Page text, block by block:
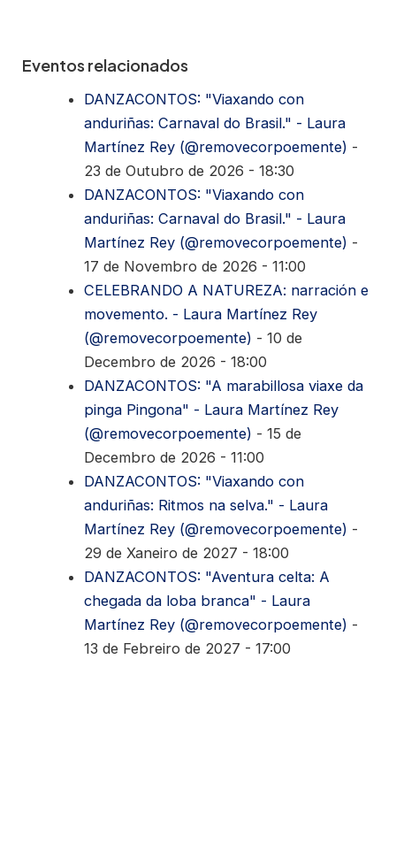
Eventos relacionados
DANZACONTOS: "Viaxando con
anduriñas: Carnaval do Brasil." - Laura
Martínez Rey (@removecorpoemente) -
23 de Outubro de 2026 - 18:30
DANZACONTOS: "Viaxando con
anduriñas: Carnaval do Brasil." - Laura
Martínez Rey (@removecorpoemente) -
17 de Novembro de 2026 - 11:00
CELEBRANDO A NATUREZA: narración e
movemento. - Laura Martínez Rey
(@removecorpoemente) - 10 de
Decembro de 2026 - 18:00
DANZACONTOS: "A marabillosa viaxe da
pinga Pingona" - Laura Martínez Rey
(@removecorpoemente) - 15 de
Decembro de 2026 - 11:00
DANZACONTOS: "Viaxando con
anduriñas: Ritmos na selva." - Laura
Martínez Rey (@removecorpoemente) -
29 de Xaneiro de 2027 - 18:00
DANZACONTOS: "Aventura celta: A
chegada da loba branca" - Laura
Martínez Rey (@removecorpoemente) -
13 de Febreiro de 2027 - 17:00